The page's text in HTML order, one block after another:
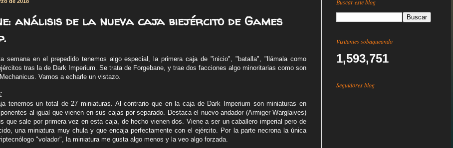
análisis de la nueva caja biejército de Games
semana en el prepedido tenemos algo especial, la primera caja de "inicio", "batalla", "llámala como
tras la de Dark Imperium. Se trata de Forgebane, y trae dos facciones algo minoritarias como son
Vamos a echarle un vistazo.
tenemos un total de 27 miniaturas. Al contrario que en la caja de Dark Imperium son miniaturas en
al igual que vienen en sus cajas por separado. Destaca el nuevo andador (Armiger Warglaives)
que sale por primera vez en esta caja, de hecho vienen dos. Viene a ser un caballero imperial pero de
una miniatura muy chula y que encaja perfectamente con el ejército. Por la parte necrona la única
"volador", la miniatura me gusta algo menos y la veo algo forzada.
Buscar este blog
Visitantes sobaqueando
1,593,751
Seguidores blog